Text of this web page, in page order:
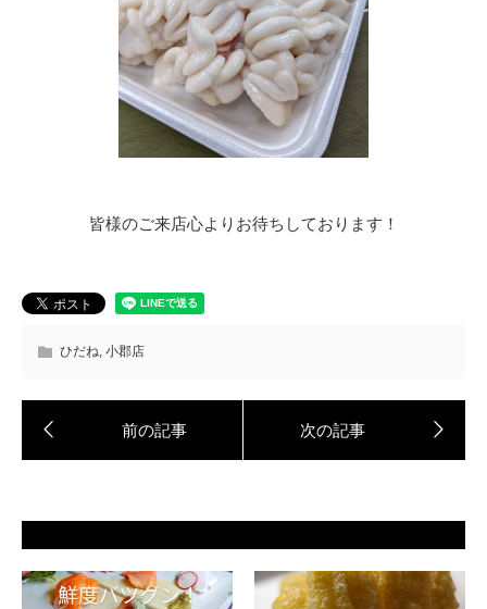
皆様のご来店心よりお待ちしております！
ひだね 小郡店